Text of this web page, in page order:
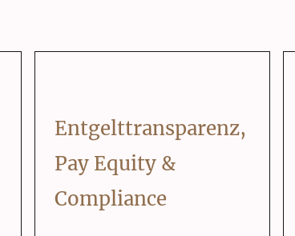
Entgelttransparenz,
Pay Equity &
Compliance